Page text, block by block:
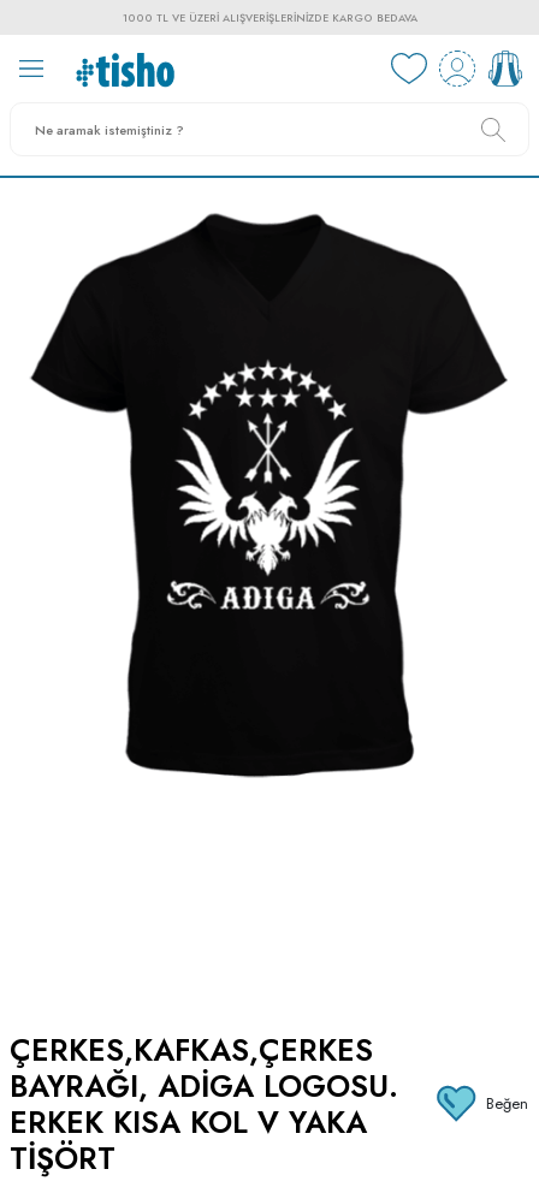
1000 TL VE ÜZERI ALIŞVERIŞLERINIZDE KARGO BEDAVA
ÇERKES,KAFKAS,ÇERKES
BAYRAĞI, ADIGA LOGOSU.
ERKEK KISA KOL V YAKA
TIŞÖRT
Beğen